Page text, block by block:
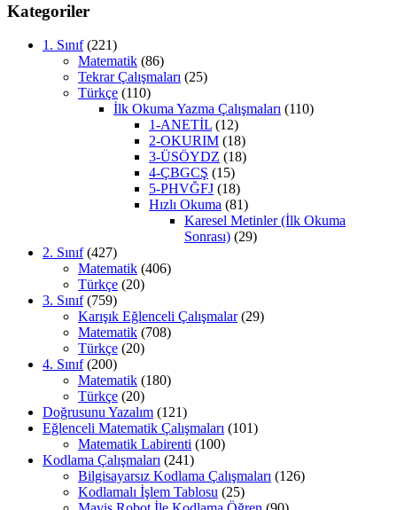
Kategoriler
1. Sınıf(221)
Matematik (86)
Tekrar Çalışmaları (25)
Türkçe (110)
İlk Okuma Yazma Çalışmaları (110)
1-ANETİL (12)
2-OKURIM (18)
3-ÜSÖYDZ (18)
4-ÇBGCŞ (15)
5-PHVĞFJ (18)
Hızlı Okuma (81)
Karesel Metinler (İlk Okuma
Sonrası) (29)
2. Sınıf(427)
Matematik (406)
Türkçe (20)
3. Sınıf(759)
Karışık Eğlenceli Çalışmalar(29)
Matematik (708)
Türkçe (20)
4. Sınıf(200)
Matematik (180)
Türkçe (20)
Doğrusunu Yazalım (121)
Eğlenceli Matematik Çalışmaları (101)
Matematik Labirenti (100)
Kodlama Çalışmaları (241)
Bilgisayarsız Kodlama Çalışmaları (126)
Kodlamalı İşlem Tablosu (25)